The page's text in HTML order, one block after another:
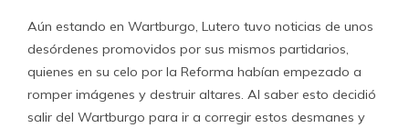
Aún estando en Wartburgo, Lutero tuvo noticias de unos
desórdenes promovidos por sus mismos partidarios,
quienes en su celo por la Reforma habían empezado a
romper imágenes y destruir altares. Al saber esto decidió
salir del Wartburgo para ir a corregir estos desmanes y